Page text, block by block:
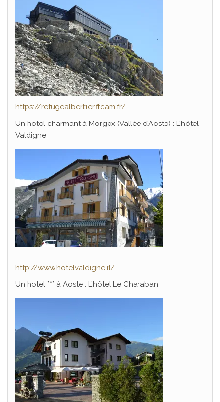
https://refugealbert1er.ffcam.fr/
Un hotel charmant à Morgex (Vallée d’Aoste) : L’hôtel
Valdigne
http://www.hotelvaldigne.it/
Un hotel *** à Aoste : L’hôtel Le Charaban